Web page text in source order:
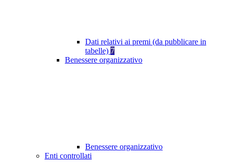
Dati relativi ai premi (da pubblicare in
tabelle) 7
Benessere organizzativo
Benessere organizzativo
Enti controllati